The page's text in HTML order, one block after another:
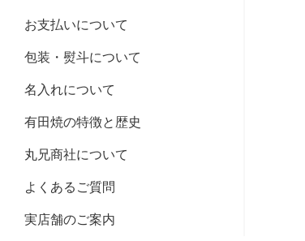
お支払いについて
包装・熨斗について
名入れについて
有田焼の特徴と歴史
丸兄商社について
よくあるご質問
実店舗のご案内